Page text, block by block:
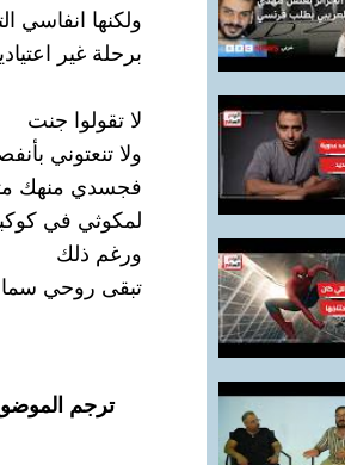
ولكنها انفاسي
برحلة غير
لا تقولوا جنت
ولا تنعتوني
فجسدي منهك
لمكوثي في
ورغم ذلك
تبقى روحي
ترجم